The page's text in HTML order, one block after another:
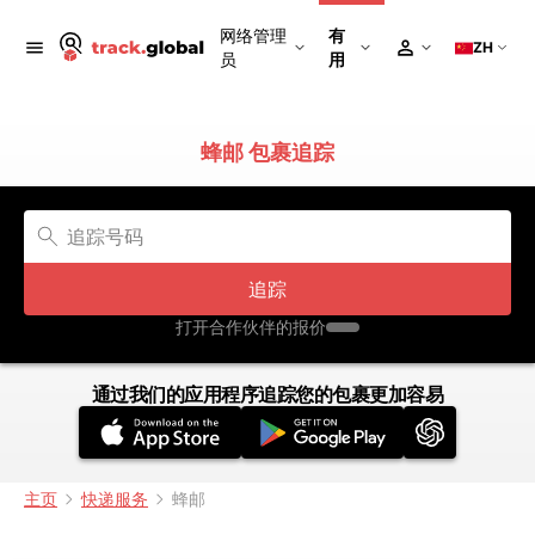
网络管理
员
有
用
ZH
蜂邮 包裹追踪
追踪
打开合作伙伴的报价
通过我们的应用程序追踪您的包裹更加容易
主页 快递服务 蜂邮